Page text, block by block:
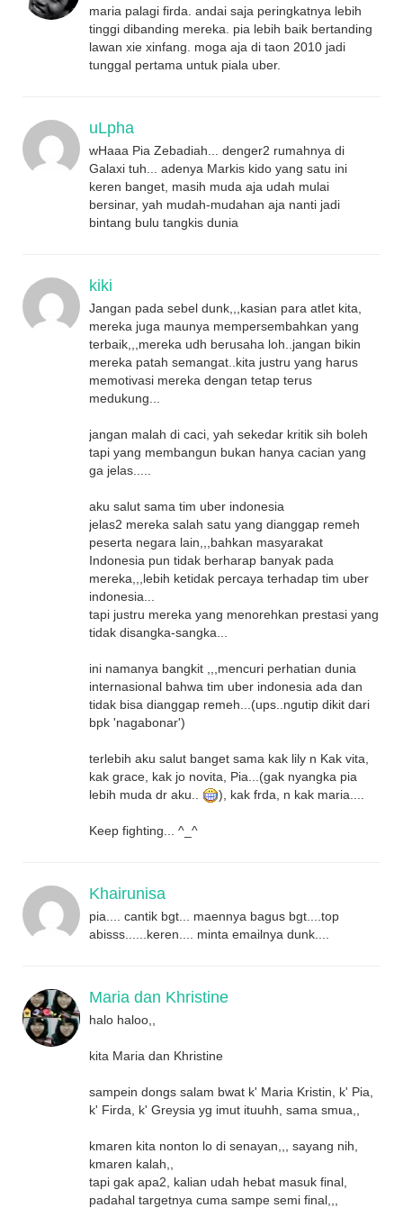
maria palagi firda. andai saja peringkatnya lebih
tinggi dibanding mereka. pia lebih baik bertanding
lawan xie xinfang. moga aja di taon 2010 jadi
tunggal pertama untuk piala uber.
uLpha
wHaaa Pia Zebadiah... denger2 rumahnya di
Galaxi tuh... adenya Markis kido yang satu ini
keren banget, masih muda aja udah mulai
bersinar, yah mudah-mudahan aja nanti jadi
bintang bulu tangkis dunia
kiki
Jangan pada sebel dunk,,,kasian para atlet kita,
mereka juga maunya mempersembahkan yang
terbaik,,,mereka udh berusaha loh..jangan bikin
mereka patah semangat..kita justru yang harus
memotivasi mereka dengan tetap terus
medukung...
jangan malah di caci, yah sekedar kritik sih boleh
tapi yang membangun bukan hanya cacian yang
ga jelas.....
aku salut sama tim uber indonesia
jelas2 mereka salah satu yang dianggap remeh
peserta negara lain,,,bahkan masyarakat
Indonesia pun tidak berharap banyak pada
mereka,,,lebih ketidak percaya terhadap tim uber
indonesia...
tapi justru mereka yang menorehkan prestasi yang
tidak disangka-sangka...
ini namanya bangkit ,,,mencuri perhatian dunia
internasional bahwa tim uber indonesia ada dan
tidak bisa dianggap remeh...(ups..ngutip dikit dari
bpk 'nagabonar')
terlebih aku salut banget sama kak lily n Kak vita,
kak grace, kak jo novita, Pia...(gak nyangka pia
lebih muda dr aku..
), kak frda, n kak maria....
Keep fighting... ^_^
Khairunisa
pia.... cantik bgt... maennya bagus bgt....top
abisss......keren.... minta emailnya dunk....
Maria dan Khristine
halo haloo,,
kita Maria dan Khristine
sampein dongs salam bwat k' Maria Kristin, k' Pia,
k' Firda, k' Greysia yg imut ituuhh, sama smua,,
kmaren kita nonton lo di senayan,,, sayang nih,
kmaren kalah,,
tapi gak apa2, kalian udah hebat masuk final,
padahal targetnya cuma sampe semi final,,,